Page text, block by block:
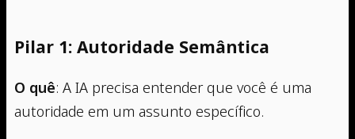
Pilar 1: Autoridade Semântica
O quê: A IA precisa entender que você é uma
autoridade em um assunto específico.